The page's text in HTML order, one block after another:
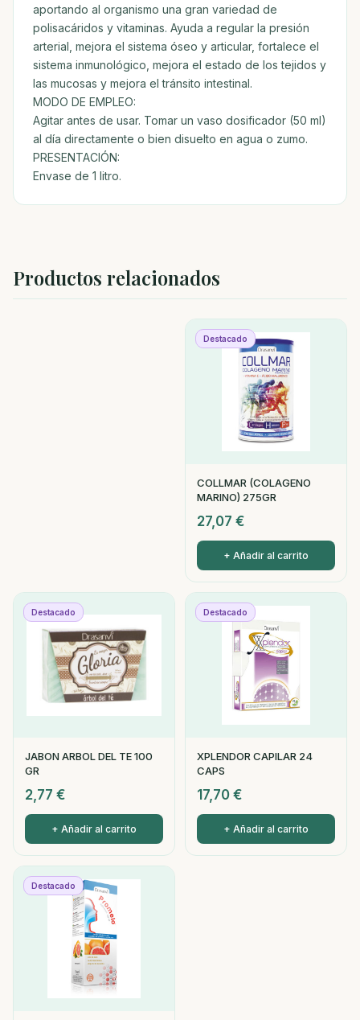
aportando al organismo una gran variedad de
polisacáridos y vitaminas. Ayuda a regular la presión
arterial, mejora el sistema óseo y articular, fortalece el
sistema inmunológico, mejora el estado de los tejidos y
las mucosas y mejora el tránsito intestinal.
MODO DE EMPLEO:
Agitar antes de usar. Tomar un vaso dosificador (50 ml)
al día directamente o bien disuelto en agua o zumo.
PRESENTACIÓN:
Envase de 1 litro.
Productos relacionados
Destacado
COLLMAR (COLAGENO
MARINO) 275GR
27,07 €
+ Añadir al carrito
Destacado
JABON ARBOL DEL TE 100
GR
2,77 €
+ Añadir al carrito
Destacado
XPLENDOR CAPILAR 24
CAPS
17,70 €
+ Añadir al carrito
Destacado